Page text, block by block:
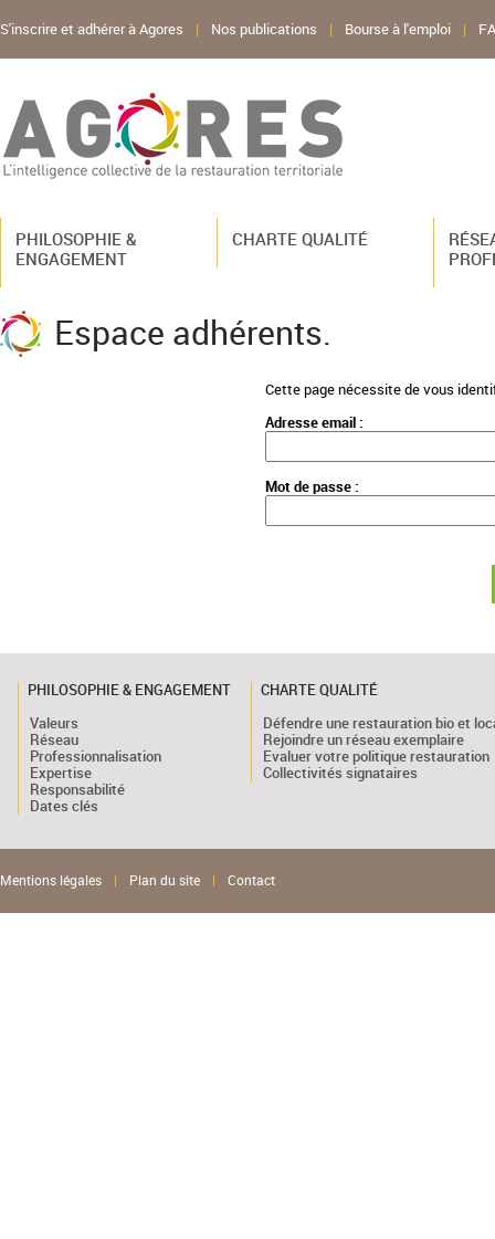
S'inscrire et adhérer à Agores | Nos publications | Bourse à l'emploi |
PHILOSOPHIE &
ENGAGEMENT
CHARTE QUALITÉ
Espace adhérents.
Cette page nécessite de vous
Adresse email :
Mot de passe :
PHILOSOPHIE & ENGAGEMENT
Valeurs
Réseau
Professionnalisation
Expertise
Responsabilité
Dates clés
CHARTE QUALITÉ
Défendre une restauration bio et
Rejoindre un réseau exemplaire
Evaluer votre politique restauration
Collectivités signataires
Mentions légales | Plan du site | Contact